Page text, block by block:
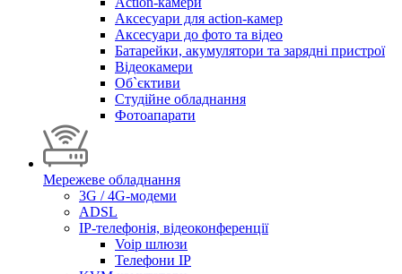
Аксесуари для action-камер
Аксесуари до фото та відео
Батарейки, акумулятори та зарядні пристрої
Відеокамери
Об`єктиви
Студійне обладнання
Фотоапарати
Мережеве обладнання
3G / 4G-модеми
ADSL
IP-телефонія, відеоконференції
Voip шлюзи
Телефони IP